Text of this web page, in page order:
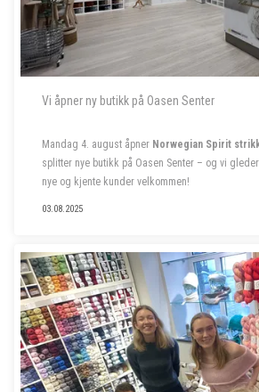
Vi åpner ny butikk på Oasen Senter
Mandag 4. august åpner Norwegian Spirit
splitter nye butikk på Oasen Senter – og vi
nye og kjente kunder velkommen!
03.08.2025